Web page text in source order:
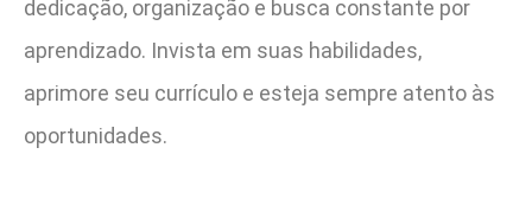
dedicação, organização e busca constante por
aprendizado. Invista em suas habilidades,
aprimore seu currículo e esteja sempre atento às
oportunidades.